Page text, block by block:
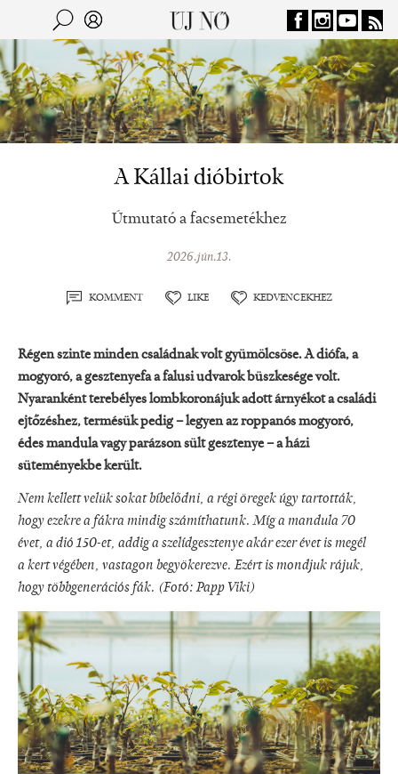
Jump to navigation
Kereső
A Kállai dióbirtok
Útmutató a facsemetékhez
2026.jún.13.
KOMMENT LIKE KEDVENCEKHEZ
Régen szinte minden családnak volt gyümölcsöse. A diófa, a
mogyoró, a gesztenyefa a falusi udvarok büszkesége volt.
Nyaranként terebélyes lombkoronájuk adott árnyékot a családi
ejtőzéshez, termésük pedig – legyen az roppanós mogyoró,
édes mandula vagy parázson sült gesztenye – a házi
süteményekbe került.
Nem kellett velük sokat bíbelődni, a régi öregek úgy tartották,
hogy ezekre a fákra mindig számíthatunk. Míg a mandula 70
évet, a dió 150-et, addig a szelídgesztenye akár ezer évet is megél
a kert végében, vastagon begyökerezve. Ezért is mondjuk rájuk,
hogy többgenerációs fák. (Fotó: Papp Viki)